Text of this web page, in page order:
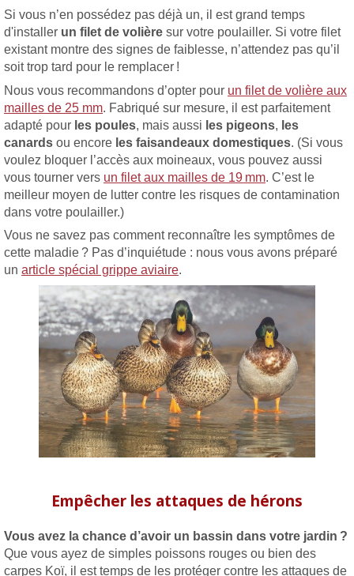
Si vous n’en possédez pas déjà un, il est grand temps
d'installer un filet de volière sur votre poulailler. Si votre filet
existant montre des signes de faiblesse, n’attendez pas qu’il
soit trop tard pour le remplacer !
Nous vous recommandons d’opter pour un filet de volière aux
mailles de 25 mm. Fabriqué sur mesure, il est parfaitement
adapté pour les poules, mais aussi les pigeons, les
canards ou encore les faisandeaux domestiques. (Si vous
voulez bloquer l’accès aux moineaux, vous pouvez aussi
vous tourner vers un filet aux mailles de 19 mm. C’est le
meilleur moyen de lutter contre les risques de contamination
dans votre poulailler.)
Vous ne savez pas comment reconnaître les symptômes de
cette maladie ? Pas d’inquiétude : nous vous avons préparé
un article spécial grippe aviaire.
Empêcher les attaques de hérons
Vous avez la chance d’avoir un bassin dans votre jardin ?
Que vous ayez de simples poissons rouges ou bien des
carpes Koï, il est temps de les protéger contre les attaques de